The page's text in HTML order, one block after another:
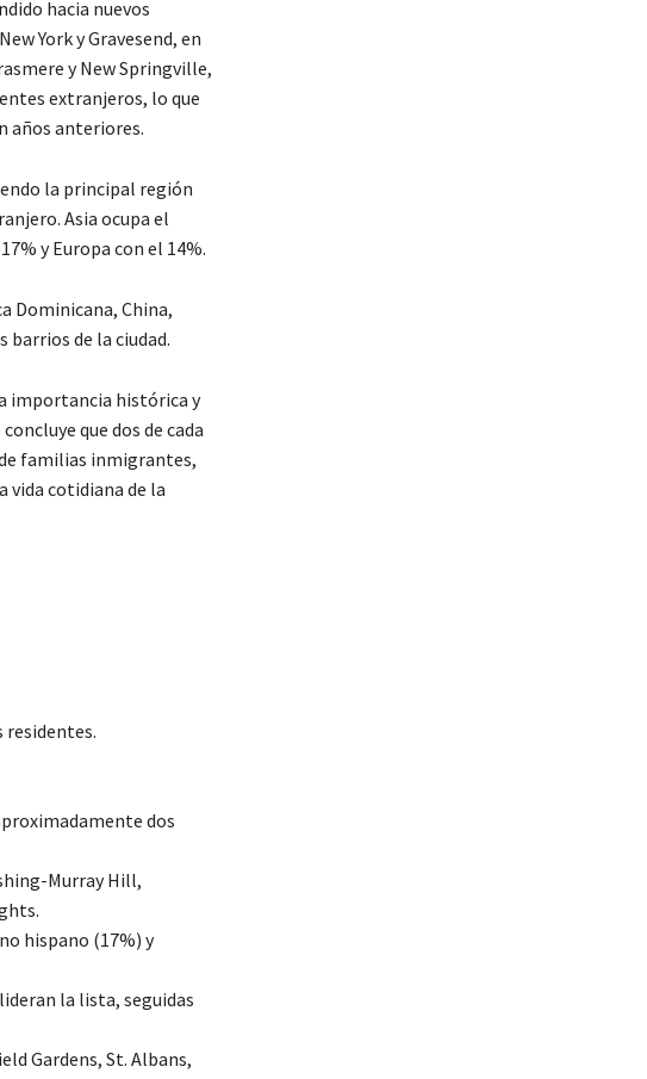
hacia nuevos
York y Gravesend, en
y New Springville,
extranjeros, lo que
años anteriores.
la principal región
Asia ocupa el
y Europa con el 14%.
Dominicana, China,
de la ciudad.
importancia histórica y
que dos de cada
familias inmigrantes,
vida cotidiana de la
residentes.
dos
Murray Hill,
hispano (17%) y
la lista, seguidas
Gardens, St. Albans,